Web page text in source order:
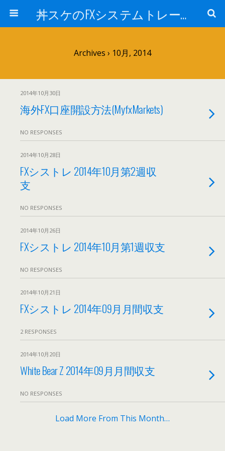
丼スケのFXシステムトレード検証ブログ!!
Archives › 10月, 2014
2014年10月30日
海外FX口座開設方法(MyfxMarkets)
NO RESPONSES
2014年10月28日
FXシストレ 2014年10月第2週収
支
NO RESPONSES
2014年10月26日
FXシストレ 2014年10月第1週収支
NO RESPONSES
2014年10月21日
FXシストレ 2014年09月月間収支
2 RESPONSES
2014年10月20日
White Bear Z 2014年09月月間収支
NO RESPONSES
Load More From This Month…